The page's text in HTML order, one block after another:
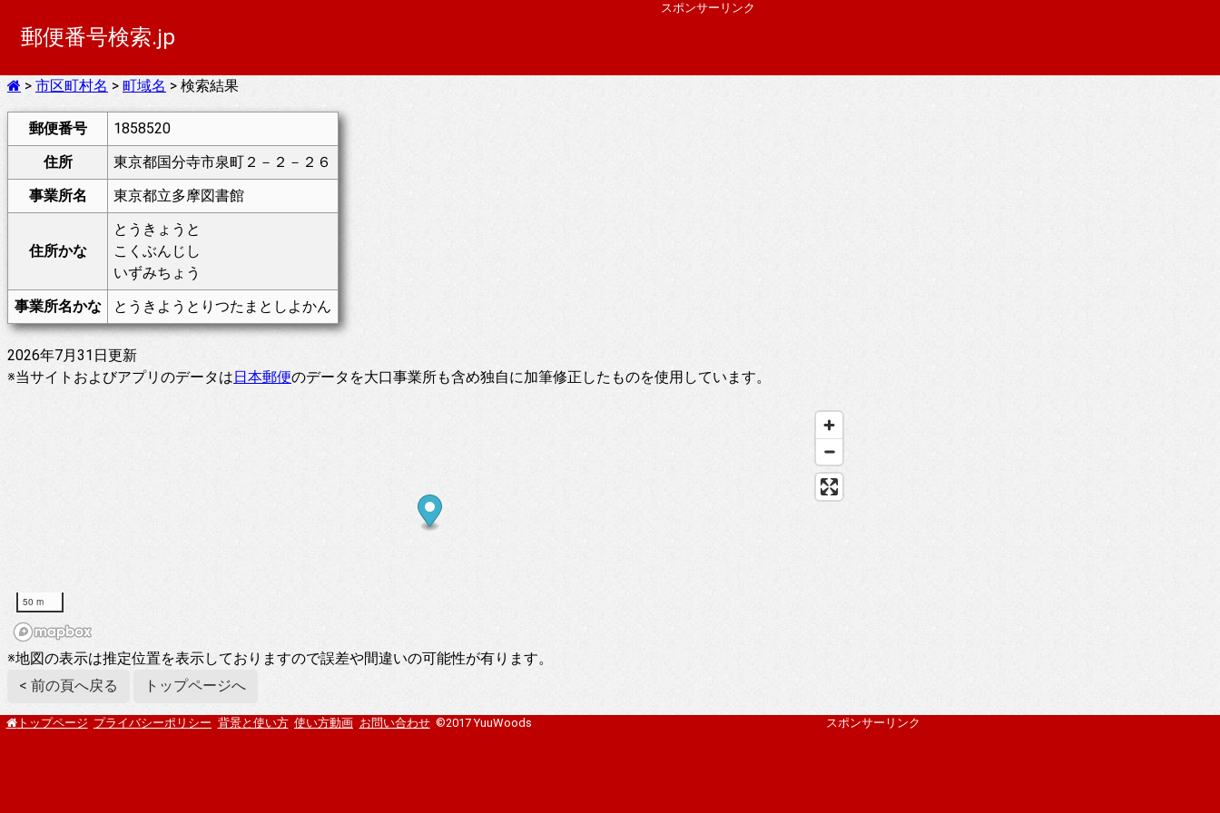
郵便番号検索.jp
スポンサーリンク
> 市区町村名 > 町域名 > 検索結果
郵便番号
1858520
住所
東京都国分寺市泉町２－２－２６
事業所名
東京都立多摩図書館
住所かな
とうきょうと
こくぶんじし
いずみちょう
事業所名かな
とうきようとりつたまとしよかん
2026年7月31日更新
※当サイトおよびアプリのデータは日本郵便のデータを大口事業所も含め独自に加筆修正したものを使用しています。
50 m
※地図の表示は推定位置を表示しておりますので誤差や間違いの可能性が有ります。
< 前の頁へ戻る
トップページへ
トップページ プライバシーポリシー 背景と使い方 使い方動画 お問い合わせ ©2017 YuuWoods スポンサーリンク